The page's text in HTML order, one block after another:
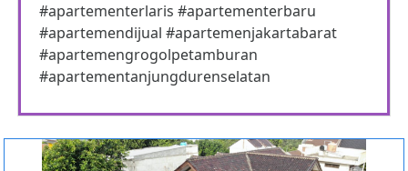
#apartementerlaris #apartementerbaru
#apartemendijual #apartemenjakartabarat
#apartemengrogolpetamburan
#apartementanjungdurenselatan